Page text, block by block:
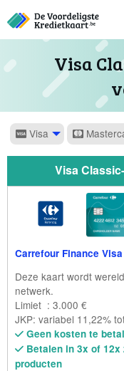
Visa
Visa
Visa
Carrefour Finance
Deze kaart wordt
netwerk.
Limiet : 3.000 €
JKP: variabel 11,22%
Geen kosten te
Betalen in 3x of 12x
producten